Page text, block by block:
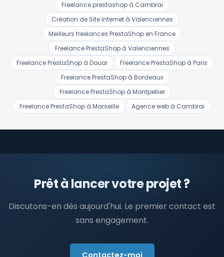
Freelance prestashop à Cambrai
Création de Site Internet à Valenciennes
Meilleurs freelances PrestaShop en France
Freelance PrestaShop à Valenciennes
Freelance PrestaShop à Douai
Freelance PrestaShop à Paris
Freelance PrestaShop à Bordeaux
Freelance PrestaShop à Montpellier
Freelance PrestaShop à Marseille
Agence web à Cambrai
Prêt à lancer votre projet ?
Discutons-en dès aujourd'hui. Le premier contact est
sans engagement.